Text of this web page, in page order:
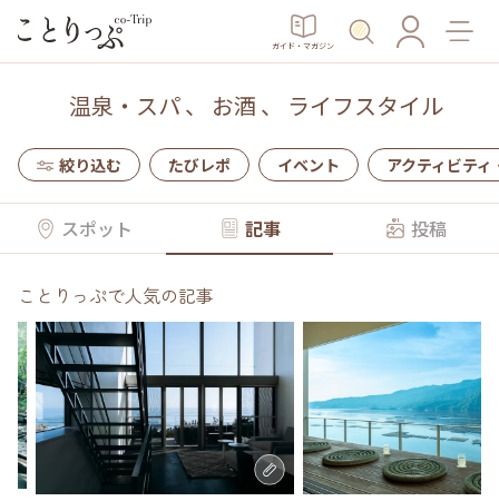
ガイド・マガジン
温泉・スパ、 お酒 、 ライフスタイル
絞り込む たびレポ イベント アクティビティ
スポット 記事 投稿
ことりっぷで人気の記事